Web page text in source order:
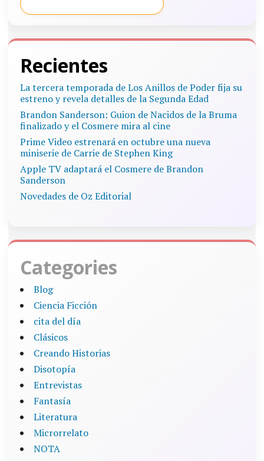
Recientes
La tercera temporada de Los Anillos de Poder fija su
estreno y revela detalles de la Segunda Edad
Brandon Sanderson: Guion de Nacidos de la Bruma
finalizado y el Cosmere mira al cine
Prime Video estrenará en octubre una nueva
miniserie de Carrie de Stephen King
Apple TV adaptará el Cosmere de Brandon
Sanderson
Novedades de Oz Editorial
Categories
Blog
Ciencia Ficción
cita del día
Clásicos
Creando Historias
Disotopía
Entrevistas
Fantasía
Literatura
Microrrelato
NOTA